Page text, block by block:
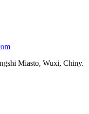
Miasto, Wuxi, Chiny.